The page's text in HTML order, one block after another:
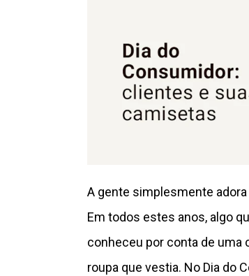
A gente simplesmente
Em todos estes anos, algo
conheceu por conta de uma
roupa que vestia. No Dia do